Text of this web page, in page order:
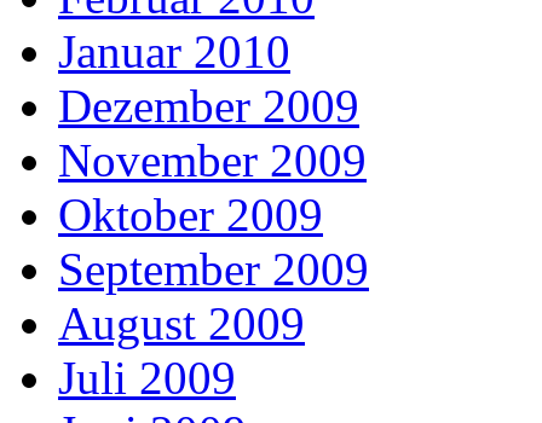
Januar 2010
Dezember 2009
November 2009
Oktober 2009
September 2009
August 2009
Juli 2009